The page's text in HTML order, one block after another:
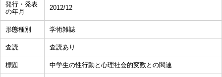
発行・発表
の年月
2012/12
形態種別 学術雑誌
査読 査読あり
標題 中学生の性行動と心理社会的変数との関連